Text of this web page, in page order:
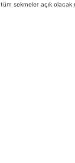
tüm sekmeler açık